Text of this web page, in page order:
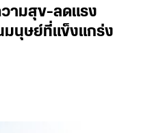
วามสุข-ลดแรง
นุษย์ที่แข็งแกร่ง